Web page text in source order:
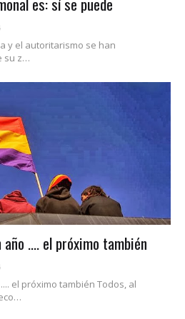
y el autoritarismo se han
su z…
.... el próximo también
el próximo también Todos, al